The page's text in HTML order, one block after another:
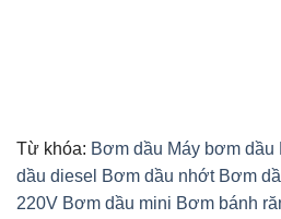
Từ khóa: Bơm dầu Máy bơm dầu
dầu diesel Bơm dầu nhớt Bơm
220V Bơm dầu mini Bơm bánh